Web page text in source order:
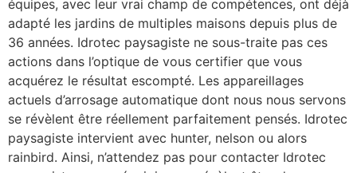
équipes, avec leur vrai champ de compétences, ont déjà
adapté les jardins de multiples maisons depuis plus de
36 années. Idrotec paysagiste ne sous-traite pas ces
actions dans l’optique de vous certifier que vous
acquérez le résultat escompté. Les appareillages
actuels d’arrosage automatique dont nous nous servons
se révèlent être réellement parfaitement pensés. Idrotec
paysagiste intervient avec hunter, nelson ou alors
rainbird. Ainsi, n’attendez pas pour contacter Idrotec